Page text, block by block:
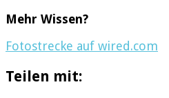
Mehr Wissen?
Fotostrecke auf wired.com
Teilen mit: